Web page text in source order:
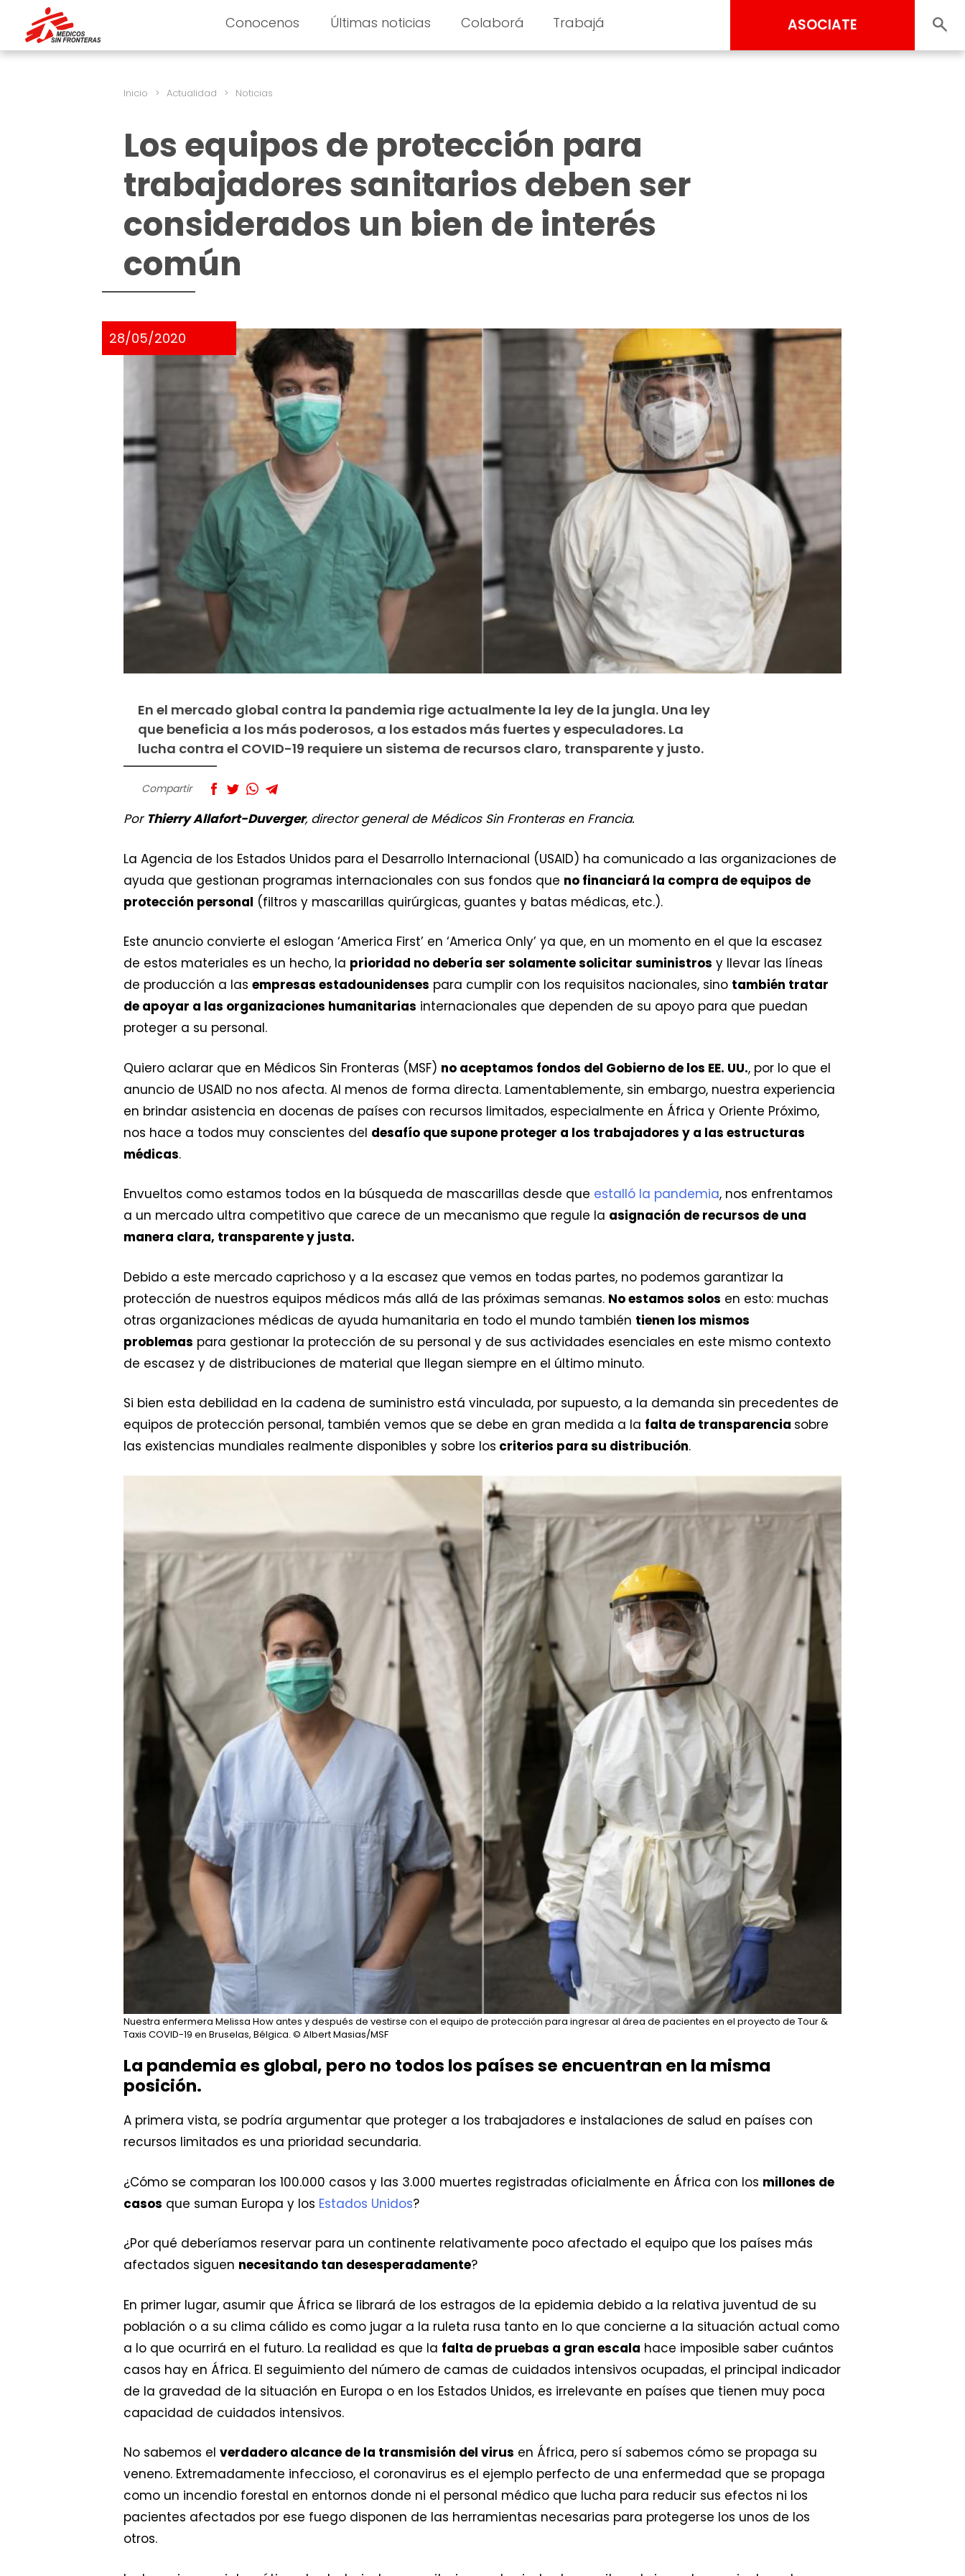
Conocenos Últimas noticias Colaborá Trabajá ASOCIATE
Inicio > Actualidad > Noticias
Los equipos de protección para
trabajadores sanitarios deben ser
considerados un bien de interés
común
28/05/2020
En el mercado global contra la pandemia rige actualmente la ley de la jungla. Una ley
que beneficia a los más poderosos, a los estados más fuertes y especuladores. La
lucha contra el COVID-19 requiere un sistema de recursos claro, transparente y justo.
Compartir
Por Thierry Allafort-Duverger, director general de Médicos Sin Fronteras en Francia.
La Agencia de los Estados Unidos para el Desarrollo Internacional (USAID) ha comunicado a las organizaciones de
ayuda que gestionan programas internacionales con sus fondos que no financiará la compra de equipos de
protección personal (filtros y mascarillas quirúrgicas, guantes y batas médicas, etc.).
Este anuncio convierte el eslogan ‘America First’ en ‘America Only’ ya que, en un momento en el que la escasez
de estos materiales es un hecho, la prioridad no debería ser solamente solicitar suministros y llevar las líneas
de producción a las empresas estadounidenses para cumplir con los requisitos nacionales, sino también tratar
de apoyar a las organizaciones humanitarias internacionales que dependen de su apoyo para que puedan
proteger a su personal.
Quiero aclarar que en Médicos Sin Fronteras (MSF) no aceptamos fondos del Gobierno de los EE. UU., por lo que el
anuncio de USAID no nos afecta. Al menos de forma directa. Lamentablemente, sin embargo, nuestra experiencia
en brindar asistencia en docenas de países con recursos limitados, especialmente en África y Oriente Próximo,
nos hace a todos muy conscientes del desafío que supone proteger a los trabajadores y a las estructuras
médicas.
Envueltos como estamos todos en la búsqueda de mascarillas desde que estalló la pandemia, nos enfrentamos
a un mercado ultra competitivo que carece de un mecanismo que regule la asignación de recursos de una
manera clara, transparente y justa.
Debido a este mercado caprichoso y a la escasez que vemos en todas partes, no podemos garantizar la
protección de nuestros equipos médicos más allá de las próximas semanas. No estamos solos en esto: muchas
otras organizaciones médicas de ayuda humanitaria en todo el mundo también tienen los mismos
problemas para gestionar la protección de su personal y de sus actividades esenciales en este mismo contexto
de escasez y de distribuciones de material que llegan siempre en el último minuto.
Si bien esta debilidad en la cadena de suministro está vinculada, por supuesto, a la demanda sin precedentes de
equipos de protección personal, también vemos que se debe en gran medida a la falta de transparencia sobre
las existencias mundiales realmente disponibles y sobre los criterios para su distribución.
Nuestra enfermera Melissa How antes y después de vestirse con el equipo de protección para ingresar al área de pacientes en el proyecto de Tour &
Taxis COVID-19 en Bruselas, Bélgica. © Albert Masias/MSF
La pandemia es global, pero no todos los países se encuentran en la misma
posición.
A primera vista, se podría argumentar que proteger a los trabajadores e instalaciones de salud en países con
recursos limitados es una prioridad secundaria.
¿Cómo se comparan los 100.000 casos y las 3.000 muertes registradas oficialmente en África con los millones de
casos que suman Europa y los Estados Unidos?
¿Por qué deberíamos reservar para un continente relativamente poco afectado el equipo que los países más
afectados siguen necesitando tan desesperadamente?
En primer lugar, asumir que África se librará de los estragos de la epidemia debido a la relativa juventud de su
población o a su clima cálido es como jugar a la ruleta rusa tanto en lo que concierne a la situación actual como
a lo que ocurrirá en el futuro. La realidad es que la falta de pruebas a gran escala hace imposible saber cuántos
casos hay en África. El seguimiento del número de camas de cuidados intensivos ocupadas, el principal indicador
de la gravedad de la situación en Europa o en los Estados Unidos, es irrelevante en países que tienen muy poca
capacidad de cuidados intensivos.
No sabemos el verdadero alcance de la transmisión del virus en África, pero sí sabemos cómo se propaga su
veneno. Extremadamente infeccioso, el coronavirus es el ejemplo perfecto de una enfermedad que se propaga
como un incendio forestal en entornos donde ni el personal médico que lucha para reducir sus efectos ni los
pacientes afectados por ese fuego disponen de las herramientas necesarias para protegerse los unos de los
otros.